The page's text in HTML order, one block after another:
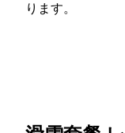
ります。